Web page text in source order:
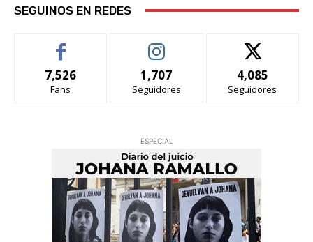
SEGUINOS EN REDES
7,526
Fans
1,707
Seguidores
4,085
Seguidores
ESPECIAL